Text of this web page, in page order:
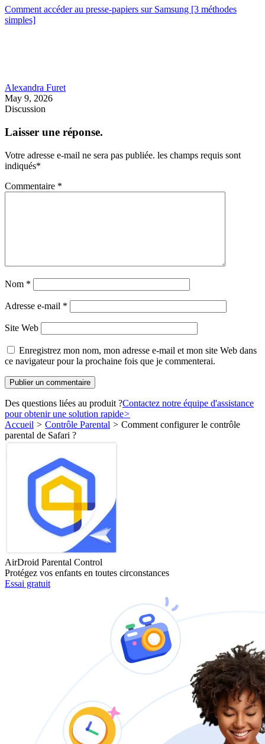
Comment accéder au presse-papiers sur Samsung [3 méthodes
simples]
Alexandra Furet
May 9, 2026
Discussion
Laisser une réponse.
Votre adresse e-mail ne sera pas publiée. les champs requis sont
indiqués*
Commentaire *
Nom *
Adresse e-mail *
Site Web
Enregistrez mon nom, mon adresse e-mail et mon site Web dans
ce navigateur pour la prochaine fois que je commenterai.
Des questions liées au produit ?Contactez notre équipe d'assistance
pour obtenir une solution rapide>
Accueil > Contrôle Parental > Comment configurer le contrôle
parental de Safari ?
AirDroid Parental Control
Protégez vos enfants en toutes circonstances
Essai gratuit